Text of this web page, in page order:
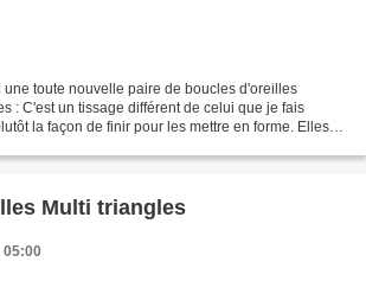
une toute nouvelle paire de boucles d'oreilles
: C'est un tissage différent de celui que je fais
la façon de finir pour les mettre en forme. Elles
Multi triangles
05:00